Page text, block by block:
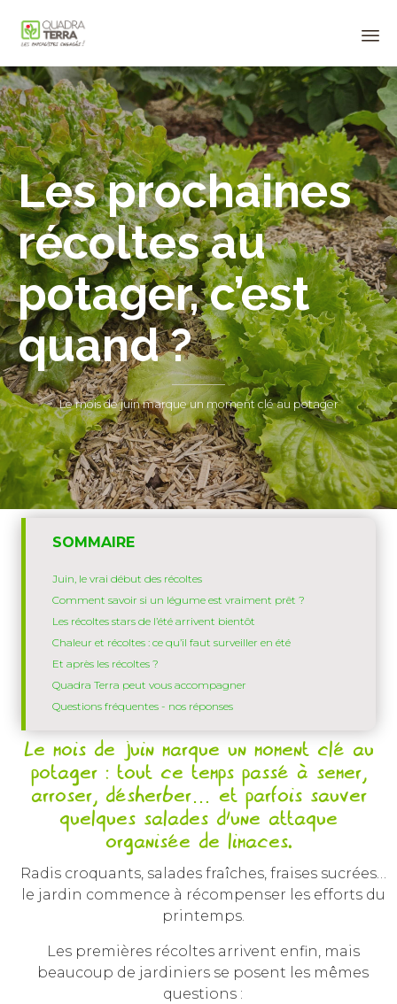
to
Les prochaines
récoltes au
potager, c’est
quand ?
Le mois de juin marque un moment clé au potager
SOMMAIRE
Juin, le vrai début des récoltes
Comment savoir si un légume est vraiment prêt ?
Les récoltes stars de l’été arrivent bientôt
Chaleur et récoltes : ce qu’il faut surveiller en été
Et après les récoltes ?
Quadra Terra peut vous accompagner
Questions fréquentes - nos réponses
Le mois de juin marque un moment clé au
potager : tout ce temps passé à semer,
arroser, désherber… et parfois sauver
quelques salades d’une attaque
organisée de limaces.
Radis croquants, salades fraîches, fraises sucrées…
le jardin commence à récompenser les efforts du
printemps.
Les premières récoltes arrivent enfin, mais
beaucoup de jardiniers se posent les mêmes
questions :